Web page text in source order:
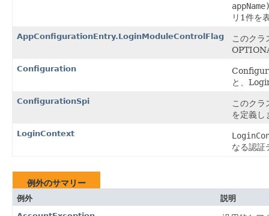
リ1件を
AppConfigurationEntry.LoginModuleControlFlag
このクラ
Configuration
と、
ConfigurationSpi
このクラ
を定義し
LoginContext
なる認証
例外のサマリー
例外
説明